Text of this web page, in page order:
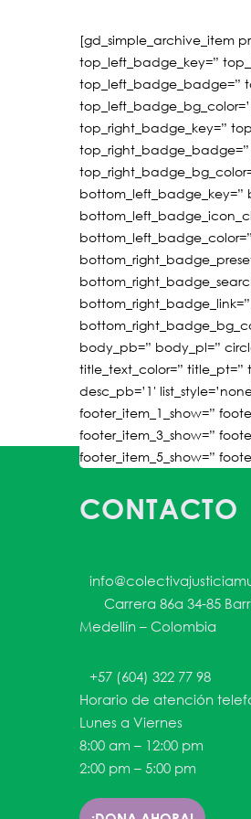
[gd_simple_archive_item
top_left_badge_key=”
top_left_badge_badge=”
top_right_badge_key=”
bottom_left_badge_key=”
body_pb=” body_pl=”
title_text_color=” title_pt=”
desc_pb=’1′
footer_item_1_show=”
footer_item_3_show=”
footer_item_5_show=”
CONTACTO
Carrera 86a 34-85
Medellín – Colombia
+57 (604) 322 77 98
Horario de atención
Lunes a Viernes
8:00 am – 12:00 pm
2:00 pm – 5:00 pm